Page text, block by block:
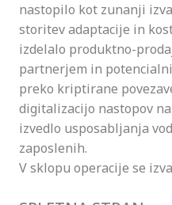
nastopilo kot zunanji
storitev adaptacije in
izdelalo produktno-
partnerjem in
preko kriptirane
digitalizacijo nastopov
izvedlo usposabljanja
zaposlenih.
V sklopu operacije se